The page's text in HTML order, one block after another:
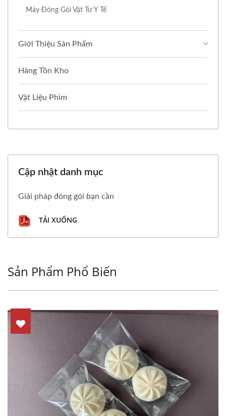
Máy Đóng Gói Vật Tư Y Tế
Giới Thiệu Sản Phẩm
Hàng Tồn Kho
Vật Liệu Phim
Cập nhật danh mục
Giải pháp đóng gói bạn cần
TẢI XUỐNG
Sản Phẩm Phổ Biến